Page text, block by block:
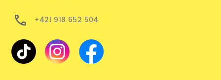
+421 918 652 504